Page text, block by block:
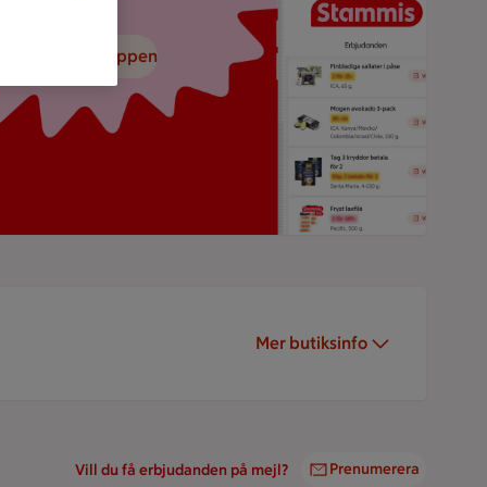
Mer butiksinfo
ned ICA-appen
Vill du få erbjudanden på mejl? Prenumerera